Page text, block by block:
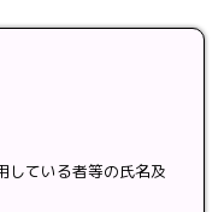
ている者等の氏名及